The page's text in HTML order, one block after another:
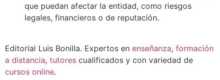
que puedan afectar la entidad, como riesgos
legales, financieros o de reputación.
Editorial Luis Bonilla. Expertos en enseñanza, formación
a distancia, tutores cualificados y con variedad de
cursos online.